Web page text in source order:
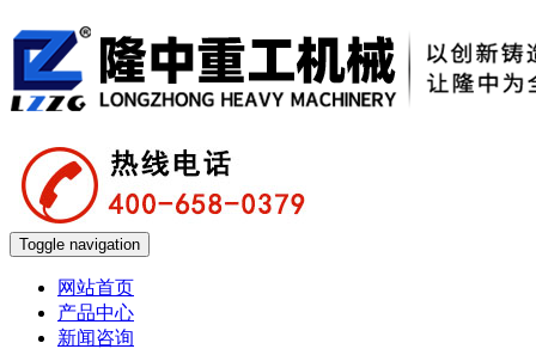
Toggle navigation
网站首页
产品中心
新闻咨询